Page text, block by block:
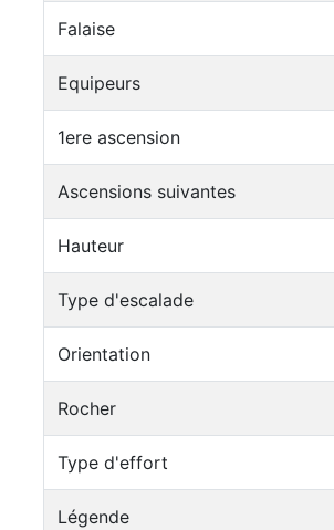
Falaise
Equipeurs
1ere ascension
Ascensions suivantes
Hauteur
Type d'escalade
Orientation
Rocher
Type d'effort
Légende